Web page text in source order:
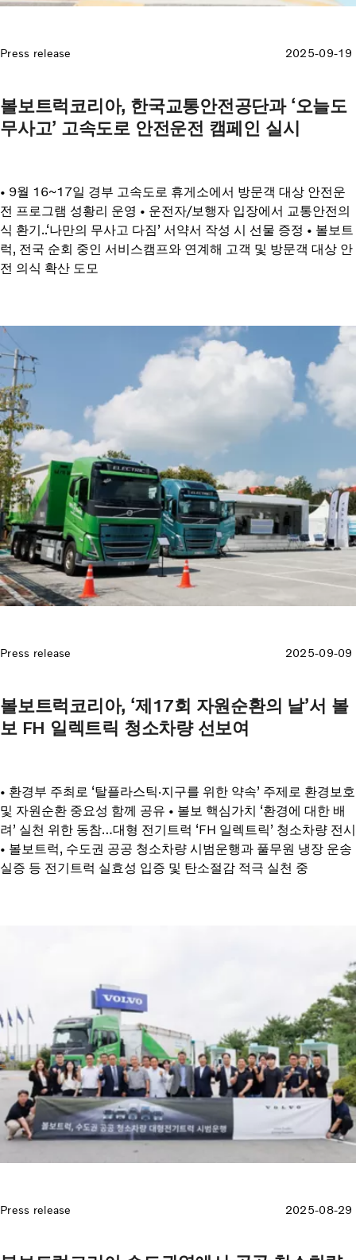
Press release 2025-09-19
볼보트럭코리아, 한국교통안전공단과 ‘오늘도
무사고’ 고속도로 안전운전 캠페인 실시
• 9월 16~17일 경부 고속도로 휴게소에서 방문객 대상 안전운
전 프로그램 성황리 운영 • 운전자/보행자 입장에서 교통안전의
식 환기..‘나만의 무사고 다짐’ 서약서 작성 시 선물 증정 • 볼보트
럭, 전국 순회 중인 서비스캠프와 연계해 고객 및 방문객 대상 안
전 의식 확산 도모
Press release 2025-09-09
볼보트럭코리아, ‘제17회 자원순환의 날’서 볼
보 FH 일렉트릭 청소차량 선보여
• 환경부 주최로 ‘탈플라스틱·지구를 위한 약속’ 주제로 환경보호
및 자원순환 중요성 함께 공유 • 볼보 핵심가치 ‘환경에 대한 배
려’ 실천 위한 동참…대형 전기트럭 ‘FH 일렉트릭’ 청소차량 전시
• 볼보트럭, 수도권 공공 청소차량 시범운행과 풀무원 냉장 운송
실증 등 전기트럭 실효성 입증 및 탄소절감 적극 실천 중
Press release 2025-08-29